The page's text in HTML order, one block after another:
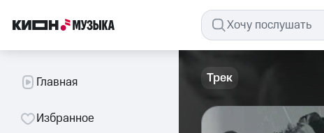
Главная
Избранное
Трек